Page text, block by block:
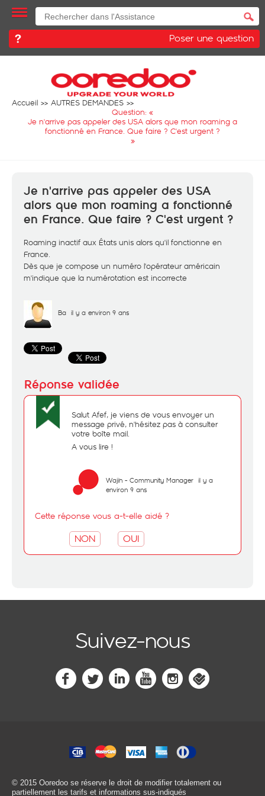
Poser une question
Accueil
AUTRES DEMANDES
Question: «
Je n'arrive pas appeler des USA alors que mon roaming a
fonctionné en France. Que faire ? C'est urgent ?
»
Je n'arrive pas appeler des USA
alors que mon roaming a fonctionné
en France. Que faire ? C'est urgent ?
Roaming inactif aux États unis alors qu'il fonctionne en
France.
Dès que je compose un numéro l'opérateur américain
m'indique que la numérotation est incorrecte
Ba il y a environ 9 ans
Salut Afef, je viens de vous envoyer un
message privé, n'hésitez pas à consulter
votre boîte mail.
A vous lire !
Wajih - Community Manager il y a
environ 9 ans
Cette réponse vous a-t-elle aidé ?
NON OUI
Suivez-nous
© 2015 Ooredoo se réserve le droit de modifier totalement ou
partiellement les tarifs et informations sus-indiqués